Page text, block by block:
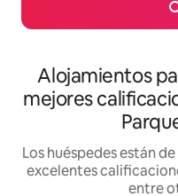
Alojamientos
mejores
Los huéspedes están
excelentes
entre